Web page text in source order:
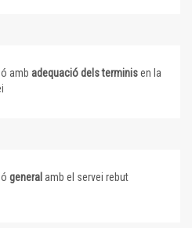
amb adequació dels terminisen la
general amb el servei rebut